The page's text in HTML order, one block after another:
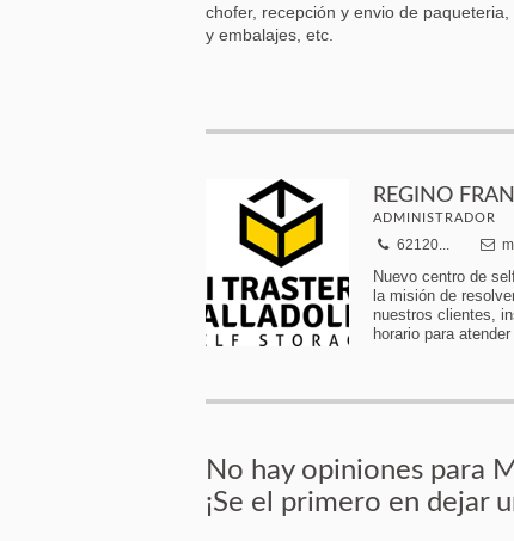
chofer, recepción y envio de
y embalajes, etc.
REGINO
ADMINISTRADOR
62120...
Nuevo centro de
la misión de
nuestros clientes,
horario para
No hay opiniones para
¡Se el primero en dejar